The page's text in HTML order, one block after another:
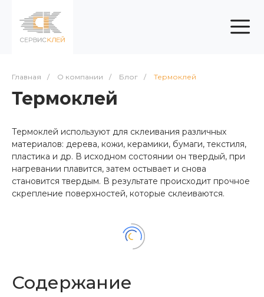
Главная / О компании / Блог / Термоклей
Термоклей
Термоклей используют для склеивания различных
материалов: дерева, кожи, керамики, бумаги, текстиля,
пластика и др. В исходном состоянии он твердый, при
нагревании плавится, затем остывает и снова
становится твердым. В результате происходит прочное
скрепление поверхностей, которые склеиваются.
Содержание